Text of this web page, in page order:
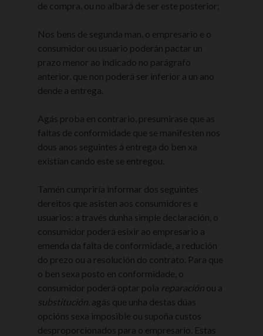
de compra, ou no albará de ser este posterior;
Nos bens de segunda man, o empresario e o
consumidor ou usuario poderán pactar un
prazo menor ao indicado no parágrafo
anterior, que non poderá ser inferior a un ano
dende a entrega.
Agás proba en contrario, presumirase que as
faltas de conformidade que se manifesten nos
dous anos seguintes á entrega do ben xa
existían cando este se entregou.
Tamén cumpriría informar dos seguintes
dereitos que asisten aos consumidores e
usuarios: a través dunha simple declaración, o
consumidor poderá esixir ao empresario a
emenda da falta de conformidade, a redución
do prezo ou a resolución do contrato. Para que
o ben sexa posto en conformidade, o
consumidor poderá optar pola reparación ou a
substitución , agás que unha destas dúas
opcións sexa imposible ou supoña custos
desproporcionados para o empresario. Estas